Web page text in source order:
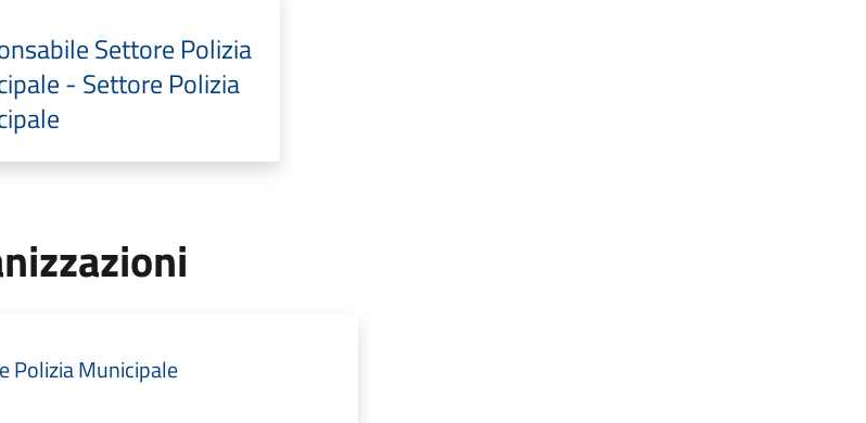
Settore Polizia
- Settore Polizia
Polizia Municipale